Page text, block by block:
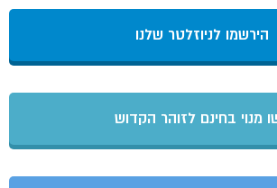
הירשמו לניוזלטר שלנו
מנוי בחינם לזוהר הקדוש